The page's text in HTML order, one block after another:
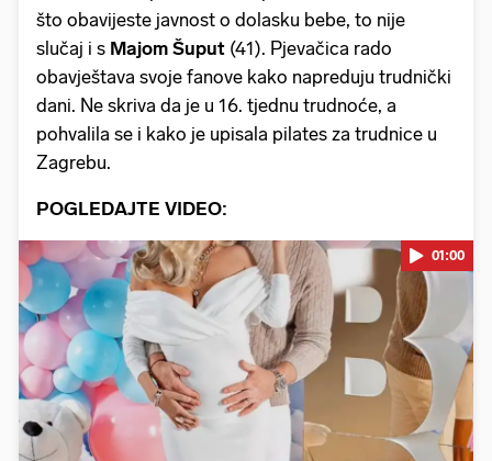
što obavijeste javnost o dolasku bebe, to nije
slučaj i s Majom Šuput (41). Pjevačica rado
obavještava svoje fanove kako napreduju trudnički
dani. Ne skriva da je u 16. tjednu trudnoće, a
pohvalila se i kako je upisala pilates za trudnice u
Zagrebu.
POGLEDAJTE VIDEO:
Pokretanje videa...
01:00